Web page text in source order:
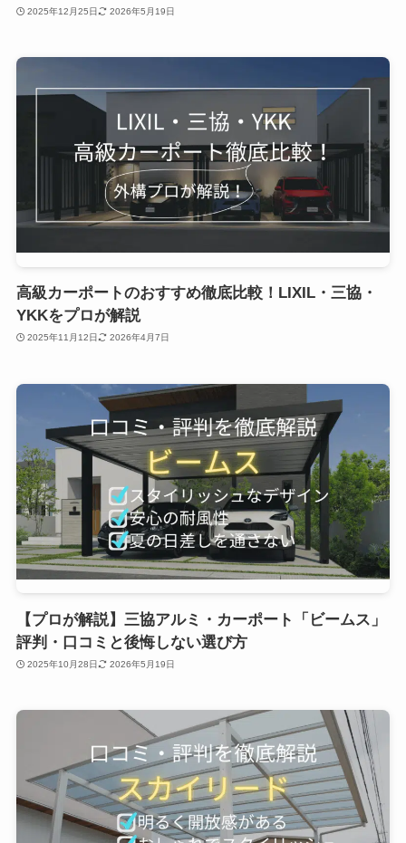
2025年12月25日 2026年5月19日
高級カーポートのおすすめ徹底比較！LIXIL・三協・
YKKをプロが解説
2025年11月12日 2026年4月7日
【プロが解説】三協アルミ・カーポート「ビームス」
評判・口コミと後悔しない選び方
2025年10月28日 2026年5月19日